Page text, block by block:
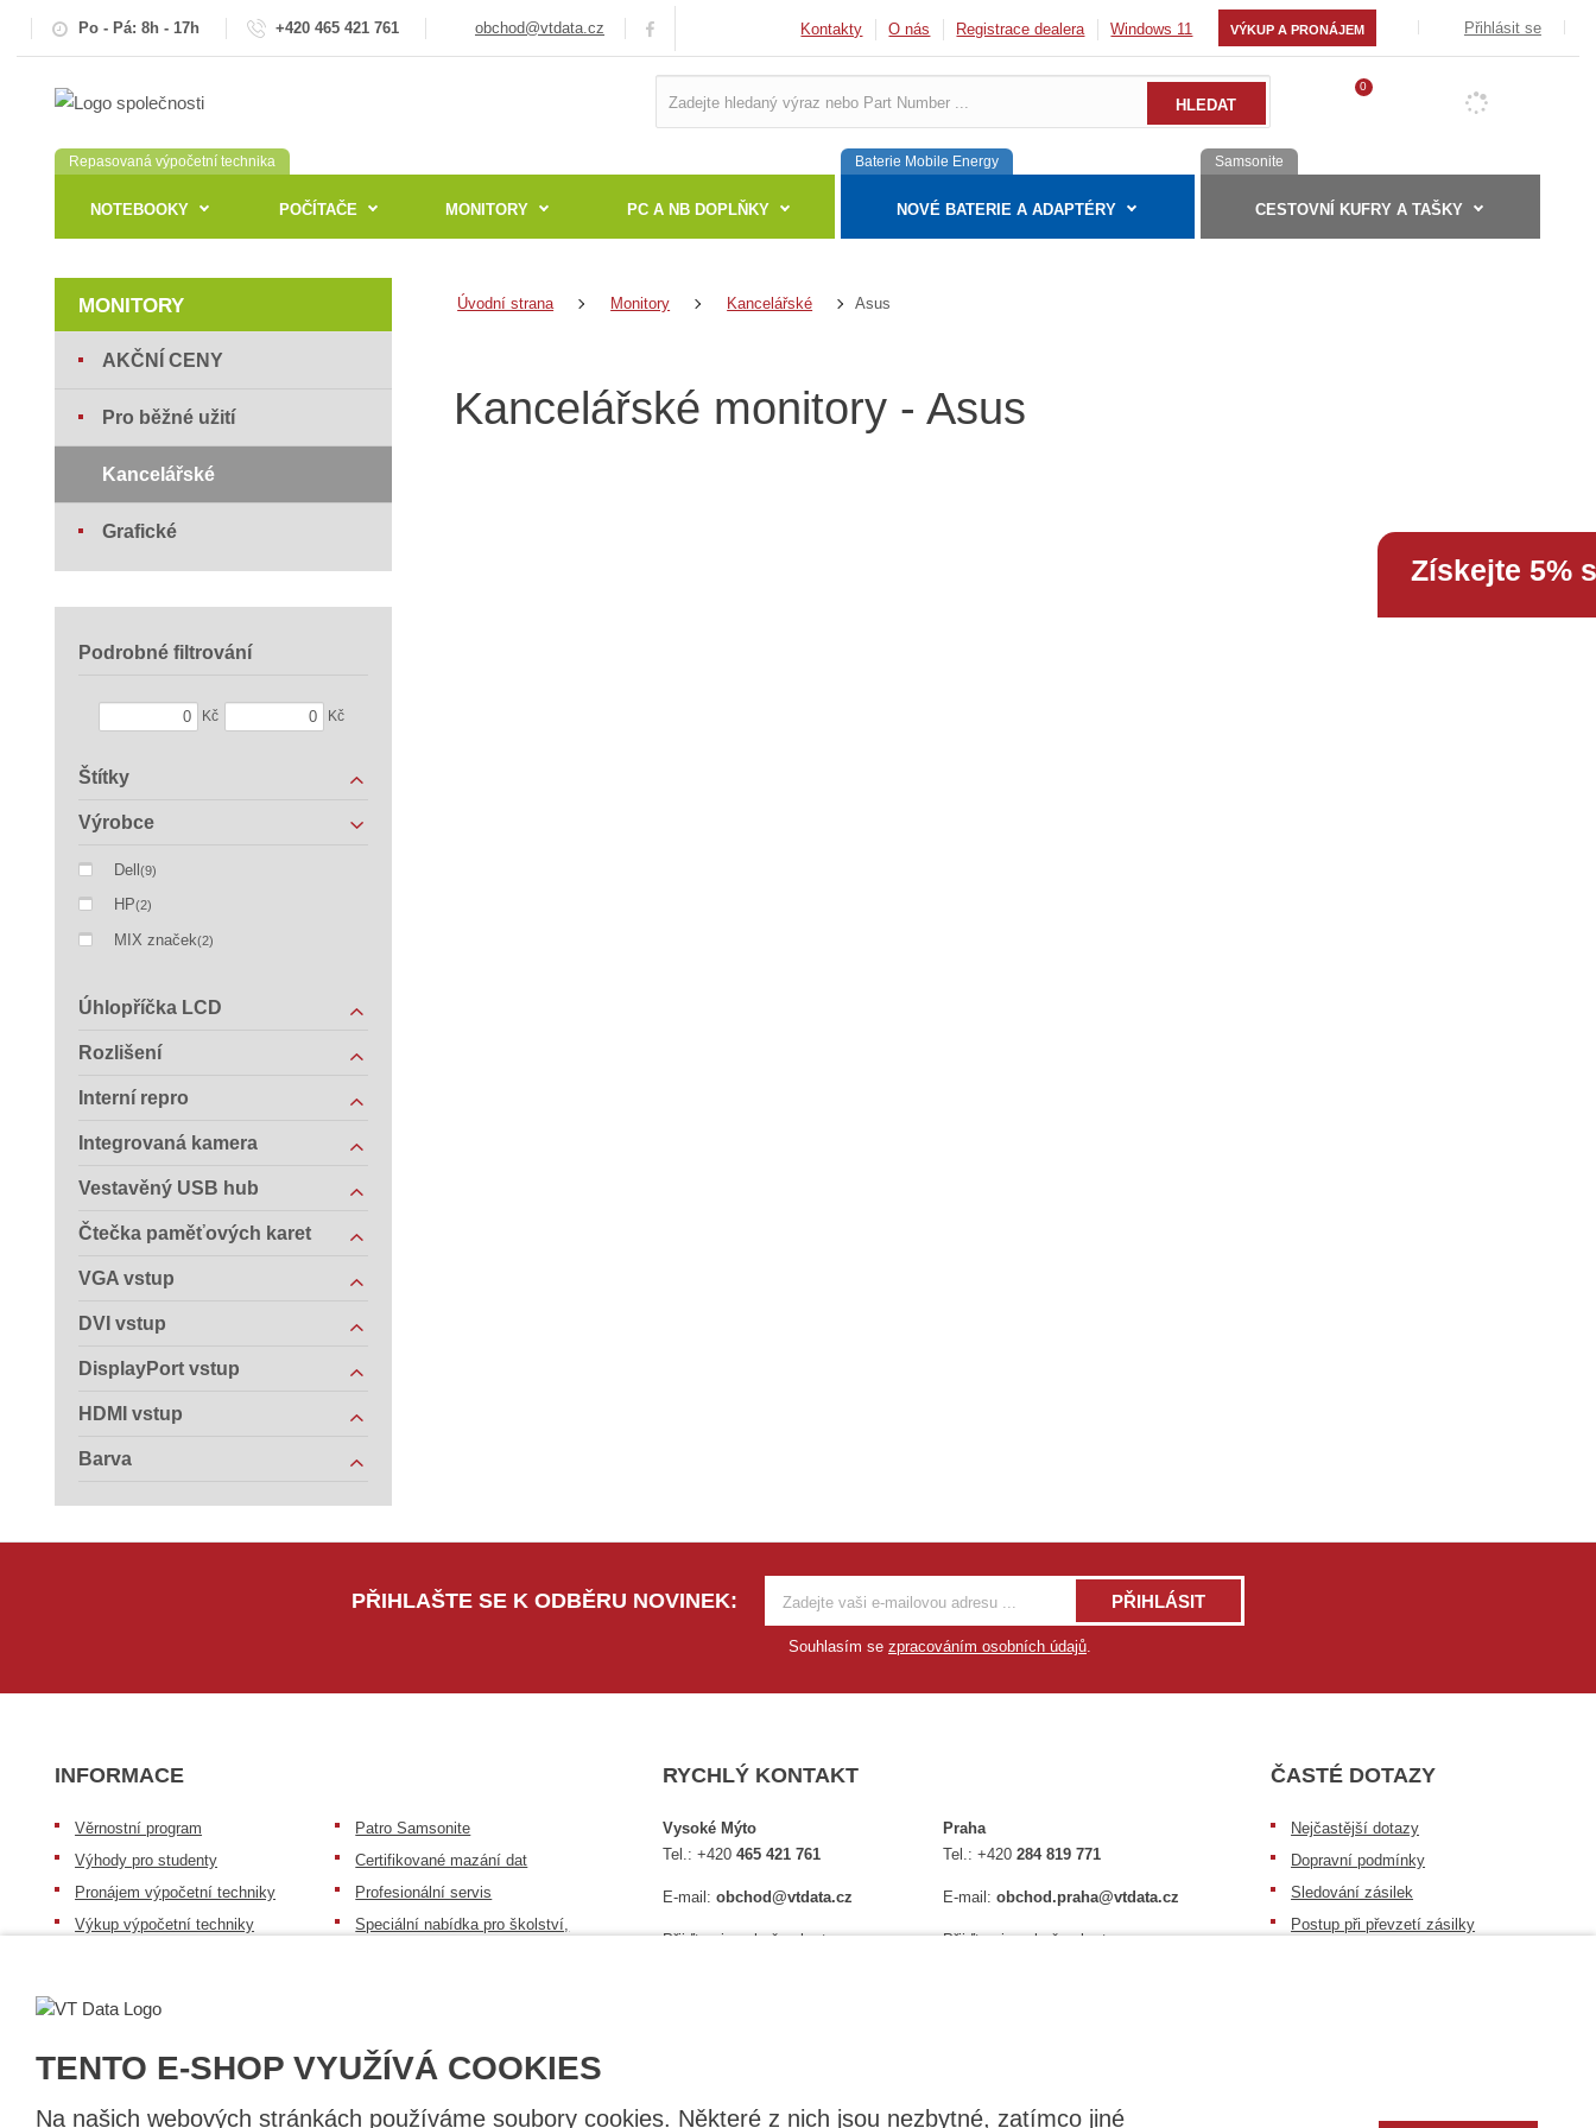
TENTO E-SHOP VYUŽÍVÁ COOKIES
Na našich webových stránkách používáme soubory cookies. Některé z nich jsou nezbytné, zatímco jiné
Po - Pá: 8h - 17h +420 465 421 761 obchod@vtdata.cz Kontakty O nás Registrace dealera Windows 11 VÝKUP A PRONÁJEM Přihlásit se
0
Repasovaná výpočetní technika
NOTEBOOKY POČÍTAČE MONITORY PC A NB DOPLŇKY
Baterie Mobile Energy
NOVÉ BATERIE A ADAPTÉRY
Samsonite
CESTOVNÍ KUFRY A TAŠKY
Úvodní strana Monitory Kancelářské Asus
Kancelářské monitory - Asus
MONITORY
AKČNÍ CENY
Pro běžné užití
Kancelářské
Grafické
Podrobné filtrování
Kč Kč
Štítky
Výrobce
Dell(9)
HP(2)
MIX značek(2)
Úhlopříčka LCD
Rozlišení
Interní repro
Integrovaná kamera
Vestavěný USB hub
Čtečka paměťových karet
VGA vstup
DVI vstup
DisplayPort vstup
HDMI vstup
Barva
PŘIHLAŠTE SE K ODBĚRU NOVINEK: PŘIHLÁSIT
Souhlasím se zpracováním osobních údajů.
INFORMACE
Věrnostní program
Výhody pro studenty
Pronájem výpočetní techniky
Výkup výpočetní techniky
Patro baterie mobile energy
Patro Samsonite
Certifikované mazání dat
Profesionální servis
Speciální nabídka pro školství,
Získejte 5%
RYCHLÝ KONTAKT
Vysoké Mýto
Tel.:+420465 421 761
E-mail:obchod@vtdata.cz
Přijďte si osobně vybrat:
Praha
Tel.:+420284 819 771
E-mail:obchod.praha@vtdata.cz
Přijďte si osobně vybrat:
ČASTÉ DOTAZY
Nejčastější dotazy
Dopravní podmínky
Sledování zásilek
Postup při převzetí zásilky